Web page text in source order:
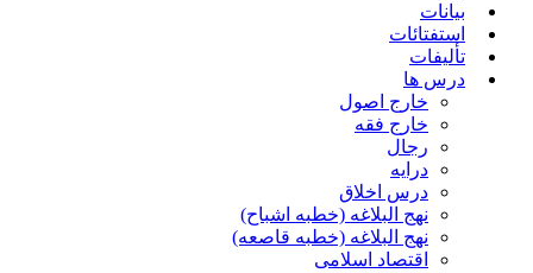
بیانات
استفتائات
تألیفات
درس ها
خارج اصول
خارج فقه
رجال
درایه
درس اخلاق
نهج البلاغه (خطبه اشباح)
نهج البلاغه (خطبه قاصعه)
اقتصاد اسلامی